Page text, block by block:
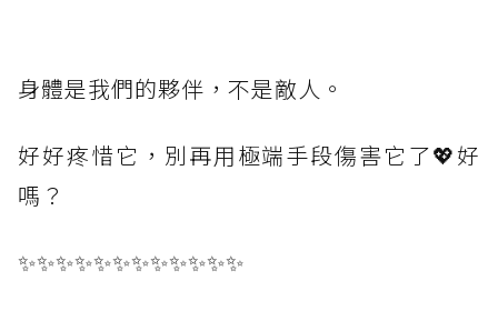
身體是我們的夥伴，不是敵人。
好好疼惜它，別再用極端手段傷害它了💖好
嗎？
✨✨✨✨✨✨✨✨✨✨✨✨